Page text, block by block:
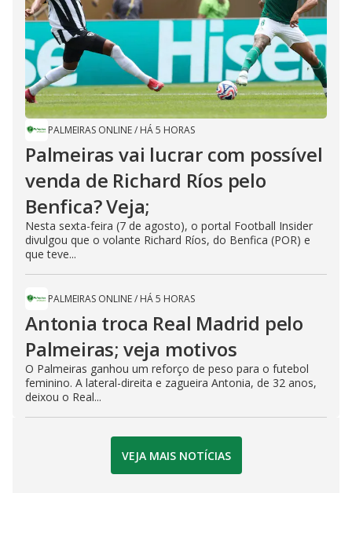
PALMEIRAS ONLINE/ HÁ 5 HORAS
Palmeiras vai lucrar com possível
venda de Richard Ríos pelo
Benfica? Veja;
Nesta sexta-feira (7 de agosto), o portal Football Insider
divulgou que o volante Richard Ríos, do Benfica (POR) e
que teve...
PALMEIRAS ONLINE/ HÁ 5 HORAS
Antonia troca Real Madrid pelo
Palmeiras; veja motivos
O Palmeiras ganhou um reforço de peso para o futebol
feminino. A lateral-direita e zagueira Antonia, de 32 anos,
deixou o Real...
VEJA MAIS NOTÍCIAS